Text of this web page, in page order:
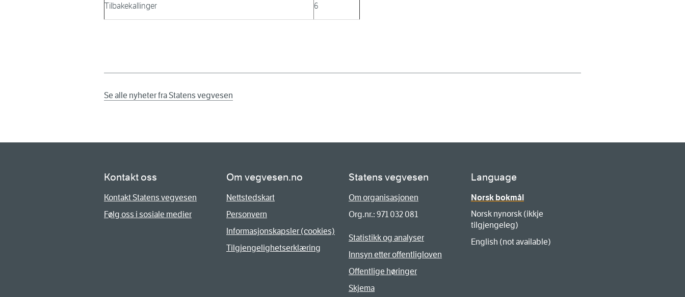
Tilbakekallinger 6
Se alle nyheter fra Statens vegvesen
Kontakt oss
Kontakt Statens vegvesen
Følg oss i sosiale medier
Om vegvesen.no
Nettstedskart
Personvern
Informasjonskapsler (cookies)
Tilgjengelighetserklæring
Statens vegvesen
Om organisasjonen
Org.nr.: 971 032 081
Statistikk og analyser
Innsyn etter offentligloven
Offentlige høringer
Skjema
Language
Norsk bokmål
Norsk nynorsk (ikkje
tilgjengeleg)
English (not available)